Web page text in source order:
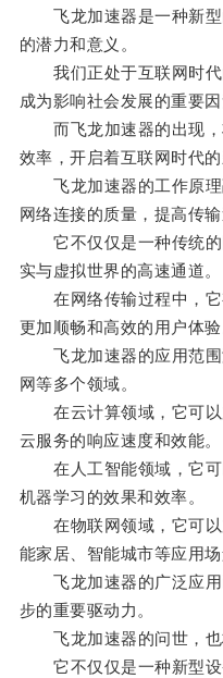
飞龙加速器是一种新型
的潜力和意义。
我们正处于互联网时代
成为影响社会发展的重要因
而飞龙加速器的出现，
效率，开启着互联网时代的
飞龙加速器的工作原理
网络连接的质量，提高传输
它不仅仅是一种传统的
实与虚拟世界的高速通道。
在网络传输过程中，它
更加顺畅和高效的用户体验
飞龙加速器的应用范围
网等多个领域。
在云计算领域，它可以
云服务的响应速度和效能。
在人工智能领域，它可
机器学习的效果和效率。
在物联网领域，它可以
能家居、智能城市等应用场
飞龙加速器的广泛应用
步的重要驱动力。
飞龙加速器的问世，也
它不仅仅是一种新型设